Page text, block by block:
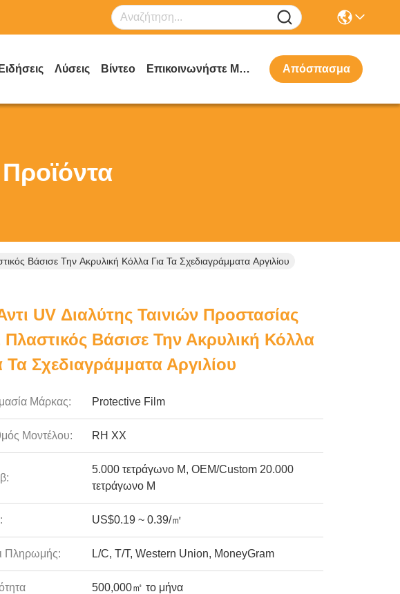
Ειδήσεις Λύσεις Βίντεο Επικοινωνήστε Μαζί Μας Απόσπασμα
Βάσισε Την Ακρυλική Κόλλα Για Τα Σχεδιαγράμματα Αργιλίου
UV Διαλύτης Ταινιών Προστασίας
Πλαστικός Βάσισε Την Ακρυλική Κόλλα
Τα Σχεδιαγράμματα Αργιλίου
Μάρκας: Protective Film
Μοντέλου: RH ΧΧ
5.000 τετράγωνο Μ, OEM/Custom 20.000
τετράγωνο Μ
US$0.19 ~ 0.39/㎡
Πληρωμής: L/C, T/T, Western Union, MoneyGram
500,000㎡ το μήνα